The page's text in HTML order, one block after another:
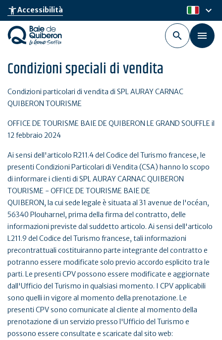
Skip
main
content
accessibility_newAccessibilità it
keyboard_arrow_down
Condizioni speciali di vendita
Condizioni particolari di vendita di SPL AURAY CARNAC
QUIBERON TOURISME
OFFICE DE TOURISME BAIE DE QUIBERON LE GRAND SOUFFLE il
12 febbraio 2024
Ai sensi dell'articolo R211.4 del Codice del Turismo francese, le
presenti Condizioni Particolari di Vendita (CSA) hanno lo scopo
di informare i clienti di SPL AURAY CARNAC QUIBERON
TOURISME - OFFICE DE TOURISME BAIE DE
QUIBERON, la cui sede legale è situata al 31 avenue de l'océan,
56340 Plouharnel, prima della firma del contratto, delle
informazioni previste dal suddetto articolo. Ai sensi dell'articolo
L211.9 del Codice del Turismo francese, tali informazioni
precontrattuali costituiranno parte integrante del contratto e
potranno essere modificate solo previo accordo esplicito tra le
parti. Le presenti CPV possono essere modificate e aggiornate
dall'Ufficio del Turismo in qualsiasi momento. I CPV applicabili
sono quelli in vigore al momento della prenotazione. Le
presenti CPV sono comunicate al cliente al momento della
prenotazione di un servizio presso l'Ufficio del Turismo e
possono essere consultate e scaricate dal sito web: